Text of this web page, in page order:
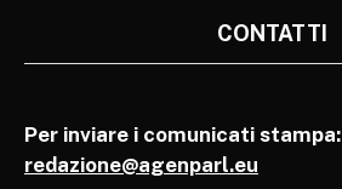
CONTATTI
Per inviare i comunicati stampa:
redazione@agenparl.eu